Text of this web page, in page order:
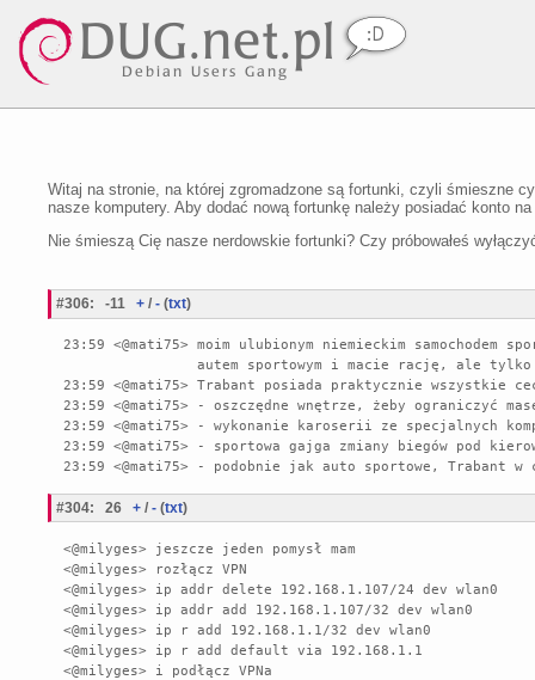
Witaj na stronie, na której zgromadzone są fortunki, czyli śmieszne
nasze komputery. Aby dodać nową fortunkę należy posiadać konto
Nie śmieszą Cię nasze nerdowskie fortunki? Czy próbowałeś
#306: -11 + / - (txt)
23:59 <@mati75> moim ulubionym niemieckim
                autem sportowym i macie rację, ale tylko co do pierwszego.
23:59 <@mati75> Trabant posiada praktycznie wszystkie
23:59 <@mati75> - oszczędne wnętrze, żeby ograniczyć
23:59 <@mati75> - wykonanie karoserii ze specjalnych
23:59 <@mati75> - sportowa gajga zmiany biegów pod
#304: 26 + / - (txt)
<@milyges> jeszcze jeden pomysł mam
<@milyges> rozłącz VPN
<@milyges> ip addr delete 192.168.1.107/24 dev wlan0
<@milyges> ip addr add 192.168.1.107/32 dev wlan0
<@milyges> ip r add 192.168.1.1/32 dev wlan0
<@milyges> ip r add default via 192.168.1.1
<@milyges> i podłącz VPNa